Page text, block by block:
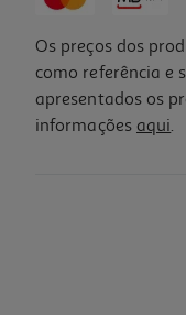
Os preços dos
como referência e
apresentados os
informações aqui.